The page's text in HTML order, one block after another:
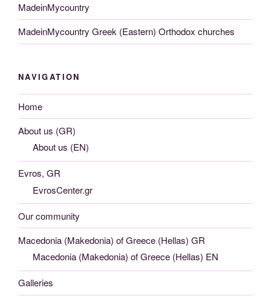
MadeinMycountry
MadeinMycountry Greek (Eastern) Orthodox churches
NAVIGATION
Home
About us (GR)
About us (EN)
Evros, GR
EvrosCenter.gr
Our community
Macedonia (Makedonia) of Greece (Hellas) GR
Macedonia (Makedonia) of Greece (Hellas) EN
Galleries